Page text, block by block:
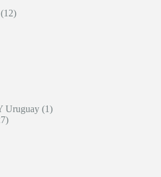
Uruguay (1)